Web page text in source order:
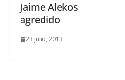
Jaime Alekos
agredido
23 julio, 2013